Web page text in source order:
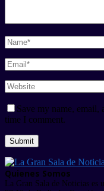
Save my name,
time I comment.
Quienes Somos
La Gran Sala de Noticias es